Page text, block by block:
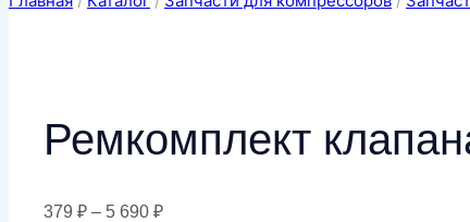
Ремкомплект
379 ₽ – 5 690 ₽Диапазон